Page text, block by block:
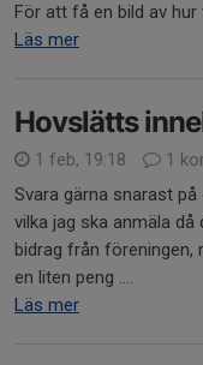
För att få en bild av hur
Läs mer
Hovslätts
1 feb, 19:18
1
Svara gärna snarast
vilka jag ska anmäla
bidrag från föreningen,
en liten peng ....
Läs mer